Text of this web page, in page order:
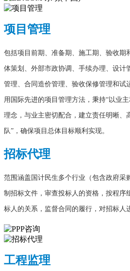
项目管理
包括项目前期、准备期、施工期、验收期
体策划、外部市政协调、手续办理、设计
管理、合同造价管理、验收保修管理和试
用国际先进的项目管理方法，秉持“以业
理念，与业主密切配合，建立责任明晰、
队”，确保项目总体目标顺利实现。
招标代理
范围涵盖国计民生多个行业（包含政府采
制招标文件，审查投标人的资格，按程序
标人的关系，监督合同的履行，对招标人
工程监理